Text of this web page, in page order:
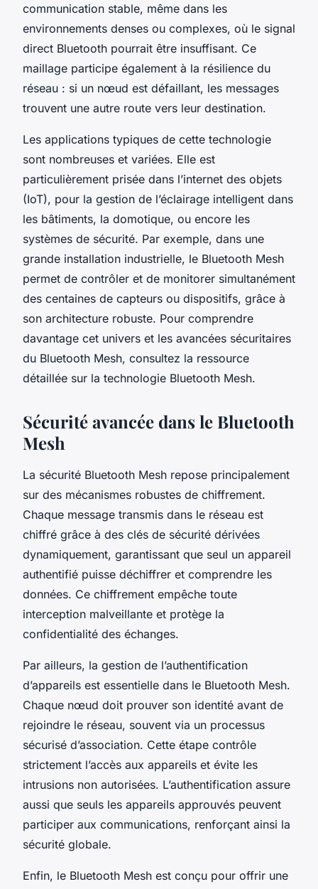
communication stable, même dans les
environnements denses ou complexes, où le signal
direct Bluetooth pourrait être insuffisant. Ce
maillage participe également à la résilience du
réseau : si un nœud est défaillant, les messages
trouvent une autre route vers leur destination.
Les applications typiques de cette technologie
sont nombreuses et variées. Elle est
particulièrement prisée dans l’internet des objets
(IoT), pour la gestion de l’éclairage intelligent dans
les bâtiments, la domotique, ou encore les
systèmes de sécurité. Par exemple, dans une
grande installation industrielle, le Bluetooth Mesh
permet de contrôler et de monitorer simultanément
des centaines de capteurs ou dispositifs, grâce à
son architecture robuste. Pour comprendre
davantage cet univers et les avancées sécuritaires
du Bluetooth Mesh, consultez la ressource
détaillée sur la technologie Bluetooth Mesh.
Sécurité avancée dans le Bluetooth
Mesh
La sécurité Bluetooth Mesh repose principalement
sur des mécanismes robustes de chiffrement.
Chaque message transmis dans le réseau est
chiffré grâce à des clés de sécurité dérivées
dynamiquement, garantissant que seul un appareil
authentifié puisse déchiffrer et comprendre les
données. Ce chiffrement empêche toute
interception malveillante et protège la
confidentialité des échanges.
Par ailleurs, la gestion de l’authentification
d’appareils est essentielle dans le Bluetooth Mesh.
Chaque nœud doit prouver son identité avant de
rejoindre le réseau, souvent via un processus
sécurisé d’association. Cette étape contrôle
strictement l’accès aux appareils et évite les
intrusions non autorisées. L’authentification assure
aussi que seuls les appareils approuvés peuvent
participer aux communications, renforçant ainsi la
sécurité globale.
Enfin, le Bluetooth Mesh est conçu pour offrir une